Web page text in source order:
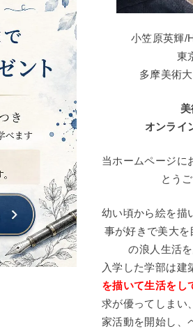
小笠原英輝/
東
多摩美術
オンライ
当ホームページに
とう
幼い頃から絵を描
事が好きで美大を
の浪人生活
入学した学部は建
を描いて生活をし
求が優ってしまい
家活動を開始し、